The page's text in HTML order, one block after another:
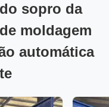
sopro da
moldagem
automática